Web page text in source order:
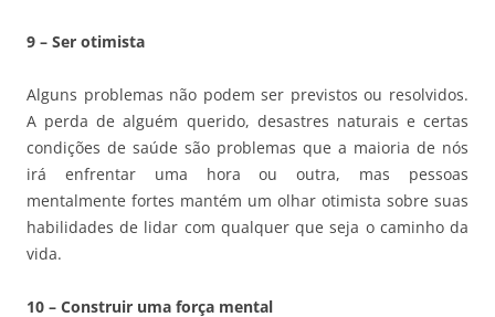
9 – Ser otimista
Alguns problemas não podem ser previstos ou resolvidos.
A perda de alguém querido, desastres naturais e certas
condições de saúde são problemas que a maioria de nós
irá enfrentar uma hora ou outra, mas pessoas
mentalmente fortes mantém um olhar otimista sobre suas
habilidades de lidar com qualquer que seja o caminho da
vida.
10 – Construir uma força mental